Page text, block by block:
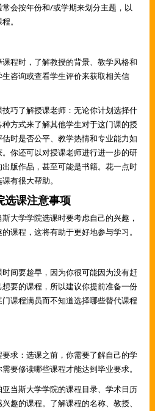
会按年份和/或学期来划分主题，以
。
程时，了解教授的背景、教学风格和
咨询或查看学生评价来获取相关信
巧了解授课老师：无论你计划选择什
方式来了解其他学生对于这门课的授
时是否公平、教学热情和专业能力如
你还可以对授课老师进行进一步的研
版作品，甚至可能是书籍。花一点时
有很大帮助。
选课注意事项
学学院选课时要考虑自己的兴趣，
课程，这将有助于更好地参与学习。
间要趁早，因为你很可能因为没有赶
要的课程，所以建议你提前准备一份
课程满员而不知道选择哪些替代课程
求：选课之前，你需要了解自己的学
要修读哪些课程才能达到毕业要求。
当斯大学学院的课程目录、学术日历
趣的课程。了解课程的名称、教授、